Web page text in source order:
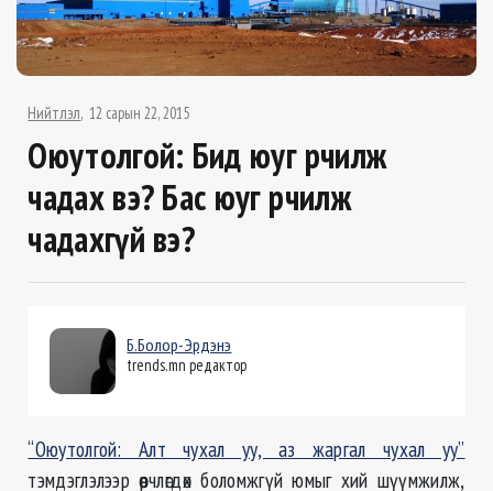
Нийтлэл 12 сарын 22, 2015
Оюутолгой: Бид юуг өөрчилж
чадах вэ? Бас юуг өөрчилж
чадахгүй вэ?
Б.Болор-Эрдэнэ
trends.mn редактор
“Оюутолгой: Алт чухал уу, аз жаргал чухал уу”
тэмдэглэлээр өөрчлөгдөх боломжгүй юмыг хий шүүмжилж,